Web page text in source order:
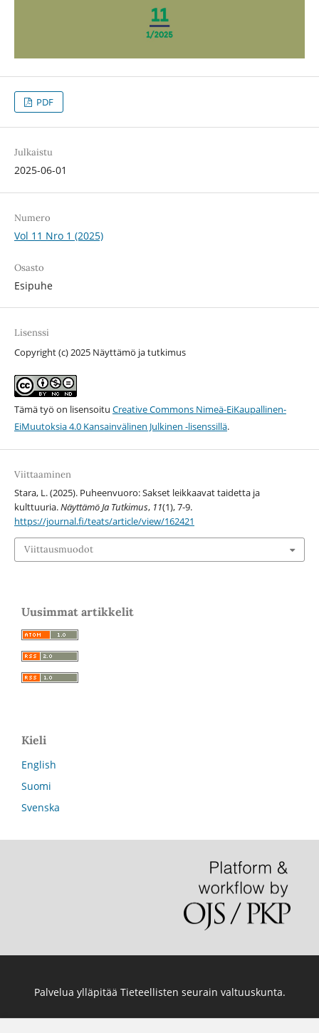
PDF
Julkaistu
2025-06-01
Numero
Vol 11 Nro 1 (2025)
Osasto
Esipuhe
Lisenssi
Copyright (c) 2025 Näyttämö ja tutkimus
Tämä työ on lisensoitu Creative Commons Nimeä-EiKaupallinen-
EiMuutoksia 4.0 Kansainvälinen Julkinen -lisenssillä.
Viittaaminen
Stara, L. (2025). Puheenvuoro: Sakset leikkaavat taidetta ja
kulttuuria.Näyttämö Ja Tutkimus, 11(1), 7-9.
https://journal.fi/teats/article/view/162421
Viittausmuodot
Uusimmat artikkelit
Kieli
English
Suomi
Svenska
Palvelua ylläpitää Tieteellisten seurain valtuuskunta.